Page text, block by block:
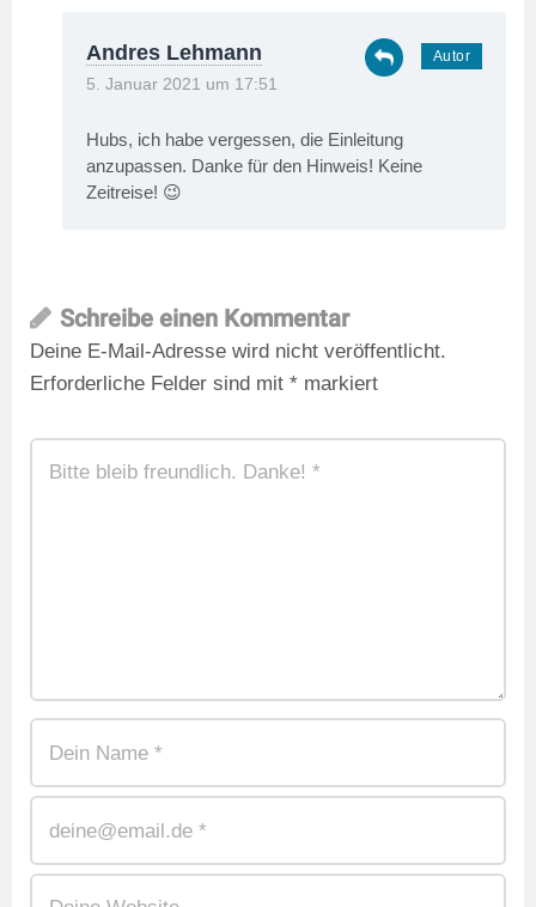
Andres Lehmann
5. Januar 2021 um 17:51
Hubs, ich habe vergessen, die Einleitung
anzupassen. Danke für den Hinweis! Keine
Zeitreise! 😉
Schreibe einen Kommentar
Deine E-Mail-Adresse wird nicht veröffentlicht.
Erforderliche Felder sind mit * markiert